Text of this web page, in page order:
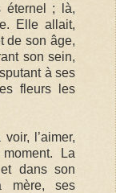
éternel ; là,
Elle allait,
de son âge,
son sein,
à ses
fleurs les
l’aimer,
La
dans son
mère, ses